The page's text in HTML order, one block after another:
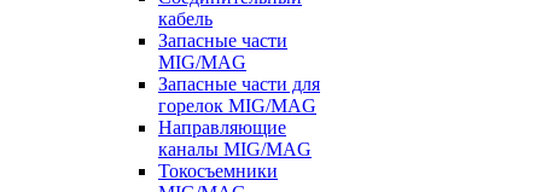
кабель
Запасные части
MIG/MAG
Запасные части для
горелок MIG/MAG
Направляющие
каналы MIG/MAG
Токосъемники